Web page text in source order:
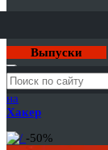
Выпуски
Годовая
подписка
на
Хакер
-50%